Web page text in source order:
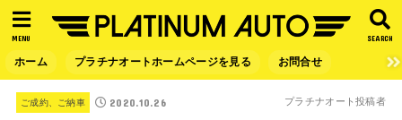
SEARCH
MENU
ホーム プラチナオートホームページを見る お問合せ
ご成約、ご納車 2020.10.26 プラチナオート投稿者